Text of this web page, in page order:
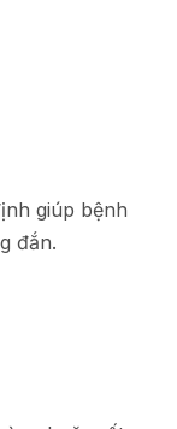
giúp bệnh
đắn.